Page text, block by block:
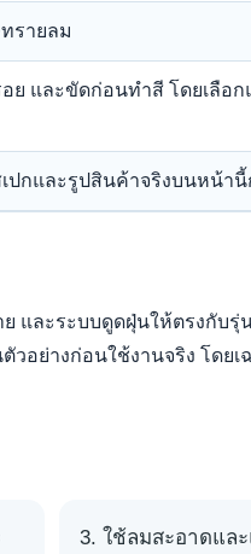
รายลม
อย และขัดก่อนทำสี โดยเลือ
ปกและรูปสินค้าจริงบนหน้า
และระบบดูดฝุ่นให้ตรงกั
อย่างก่อนใช้งานจริง โด
ใช้ลมสะอาดแล